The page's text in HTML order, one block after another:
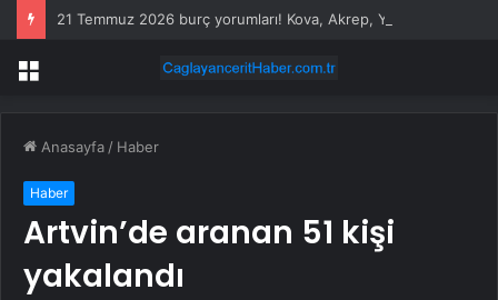
Menü
Anasayfa / Haber
Haber
Artvin’de aranan 51 kişi
yakalandı